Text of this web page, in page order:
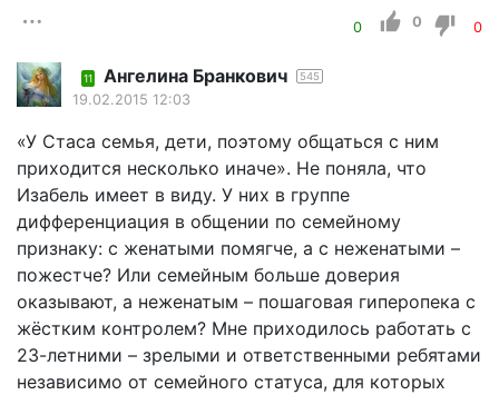
0 0 0
11 Ангелина Бранкович 545
19.02.2015 12:03
«У Стаса семья, дети, поэтому общаться с ним
приходится несколько иначе». Не поняла, что
Изабель имеет в виду. У них в группе
дифференциация в общении по семейному
признаку: с женатыми помягче, а с неженатыми –
пожестче? Или семейным больше доверия
оказывают, а неженатым – пошаговая гиперопека с
жёстким контролем? Мне приходилось работать с
23-летними – зрелыми и ответственными ребятами
независимо от семейного статуса, для которых